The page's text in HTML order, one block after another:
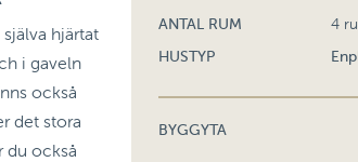
hjärtat
i gaveln
också
det stora
du också
ANTAL RUM
4
HUSTYP
BYGGYTA